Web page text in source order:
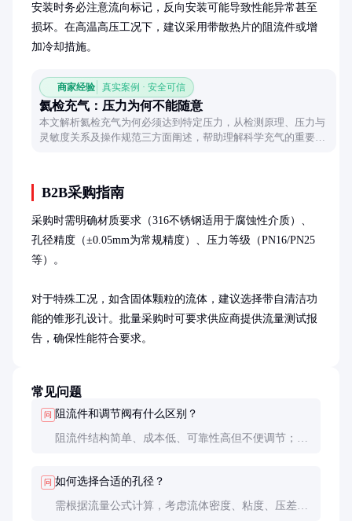
安装时务必注意流向标记，反向安装可能导致性能异常甚至
损坏。在高温高压工况下，建议采用带散热片的阻流件或增
加冷却措施。
商家经验 真实案例 · 安全可信
氦检充气：压力为何不能随意
本文解析氦检充气为何必须达到特定压力，从检测原理、压力与
灵敏度关系及操作规范三方面阐述，帮助理解科学充气的重要
B2B采购指南
采购时需明确材质要求（316不锈钢适用于腐蚀性介质）、
孔径精度（±0.05mm为常规精度）、压力等级（PN16/PN25
等）。
对于特殊工况，如含固体颗粒的流体，建议选择带自清洁功
能的锥形孔设计。批量采购时可要求供应商提供流量测试报
告，确保性能符合要求。
常见问题
问 阻流件和调节阀有什么区别？
阻流件结构简单、成本低、可靠性高但不便调节；调
问 如何选择合适的孔径？
需根据流量公式计算，考虑流体密度、粘度、压差等